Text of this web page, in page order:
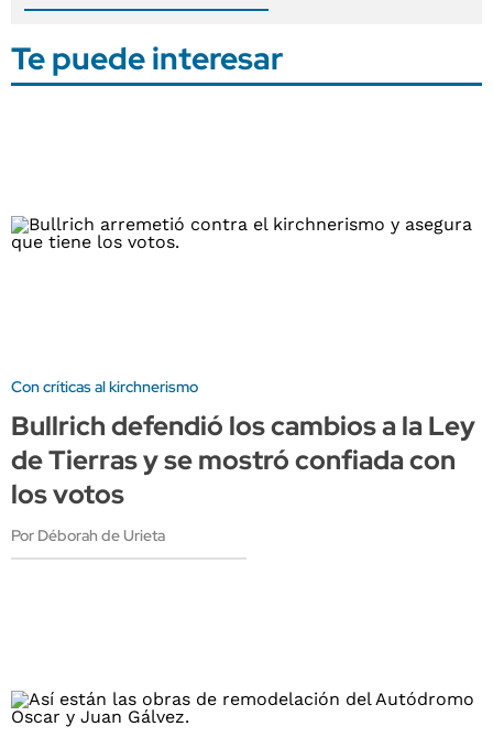
Te puede interesar
Con críticas al kirchnerismo
Bullrich defendió los cambios a la Ley
de Tierras y se mostró confiada con
los votos
Por Déborah de Urieta